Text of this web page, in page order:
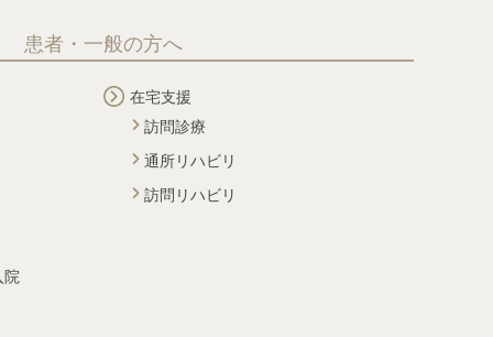
患者・一般の方へ
院
在宅支援
訪問診療
通所リハビリ
訪問リハビリ